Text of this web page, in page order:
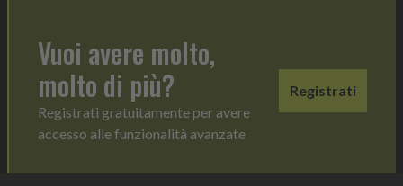
Vuoi avere molto,
molto di più?
Registrati gratuitamente per avere
accesso alle funzionalità avanzate
Registrati